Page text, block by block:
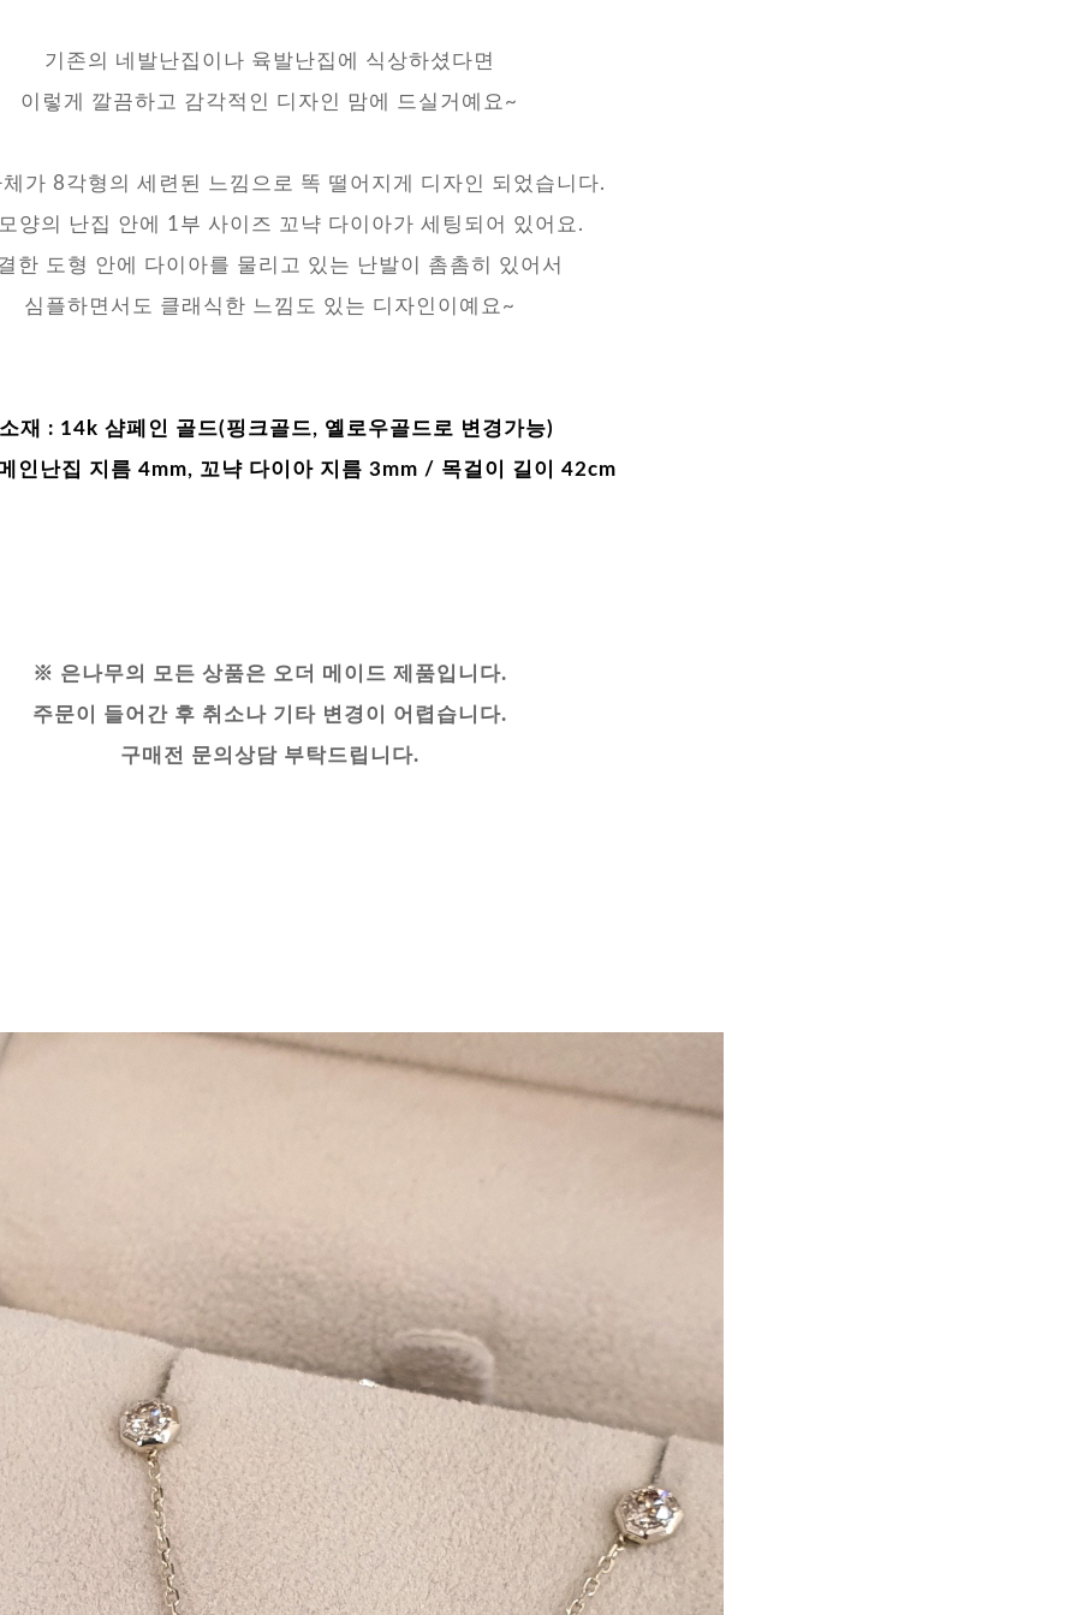
기존의 네발난집이나 육발난집에 식상하셨다면
이렇게 깔끔하고 감각적인 디자인 맘에 드실거예요~
가 8각형의 세련된 느낌으로 똑 떨어지게 디자인 되었습니다.
양의 난집 안에 1부 사이즈 꼬냑 다이아가 세팅되어 있어요.
한 도형 안에 다이아를 물리고 있는 난발이 촘촘히 있어서
심플하면서도 클래식한 느낌도 있는 디자인이예요~
재 : 14k 샴페인 골드(핑크골드, 옐로우골드로 변경가능)
인난집 지름 4mm, 꼬냑 다이아 지름 3mm / 목걸이 길이 42cm
※ 은나무의 모든 상품은 오더 메이드 제품입니다.
주문이 들어간 후 취소나 기타 변경이 어렵습니다.
구매전 문의상담 부탁드립니다.